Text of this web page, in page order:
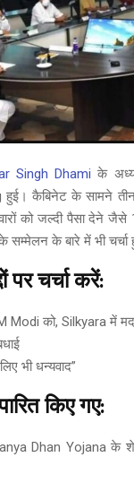
Singh Dhami के
कैबिनेट के सामने
को जल्दी पैसा देने जैसे
सम्मेलन के बारे में भी चर्चा
पर चर्चा करें:
Modi को, Silkyara में
भी धन्यवाद”
किए गए:
Dhan Yojana के शेष